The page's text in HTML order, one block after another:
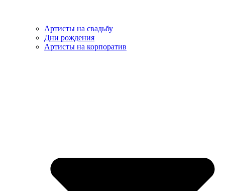
Артисты на свадьбу
Дни рождения
Артисты на корпоратив